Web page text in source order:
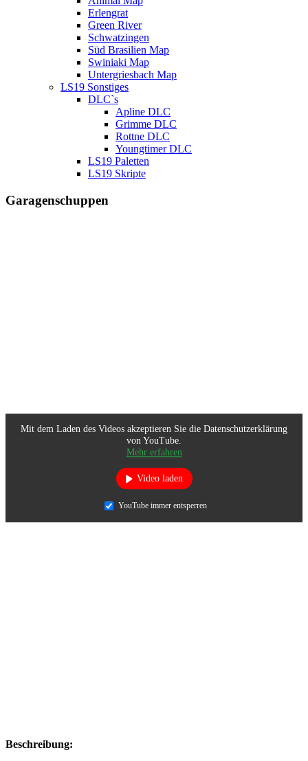
Erlengrat
Green River
Schwatzingen
Süd Brasilien Map
Swiniaki Map
Untergriesbach Map
LS19 Sonstiges
DLC`s
Apline DLC
Grimme DLC
Rottne DLC
Youngtimer DLC
LS19 Paletten
LS19 Skripte
Garagenschuppen
Mit dem Laden des Videos akzeptieren Sie die Datenschutzerklärung
von YouTube.
Mehr erfahren
Video laden
YouTube immer entsperren
Beschreibung: